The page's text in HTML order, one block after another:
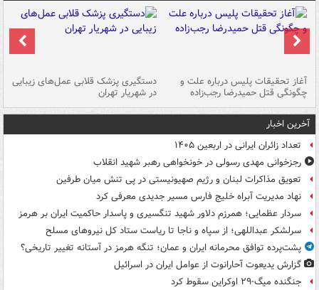
آغاز تحقیقات پلیس درباره علت و
چگونگی قتل حمیدرضا رجب‌زاده
دستگیری پزشک قلابی عمل‌های زیبایی
در شهریار تهران
آخرین اخبار
تعداد زائران ایرانی در اربعین ۱۴۰۵
رجزخوانی مهدی رسولی در خونخواهی رهبر شهید انقلاب
تعویق مذاکرات لبنان و رژیم صهیونیستی در پی تنش میان طرفین
نهاد مدیریت آبراه خلیج فارس مسیر جدیدی معرفی کرد
سردار عظمایی؛ همرزم دلاور شهید تنگسیری و پاسدار حاکمیت ایران بر هرمز
سرلشکر عبداللهی؛ از سپاه و ناجا تا ریاست ستاد کل نیروهای مسلح
پشت‌پرده توافق محرمانه ایران و عمان؛ تنگه هرمز در آستانه تغییر تاریخی؟
گزارش یدیعوت آحارانوت از عوامل ایران در اسرائیل
جنگنده میگ-۲۹ اوکراین سقوط کرد